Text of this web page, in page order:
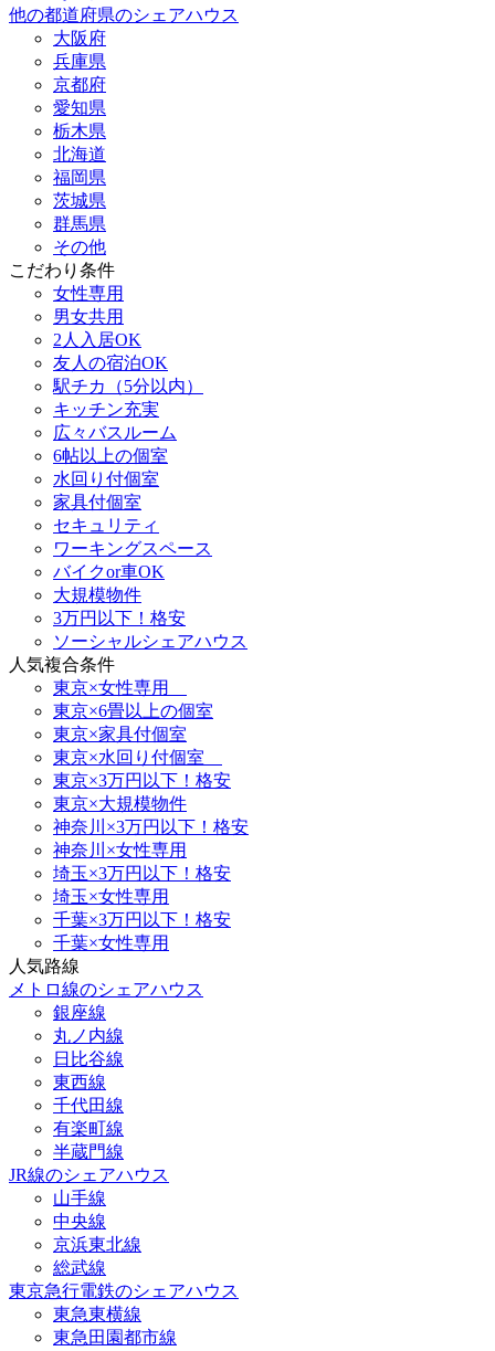
他の都道府県のシェアハウス
大阪府
兵庫県
京都府
愛知県
栃木県
北海道
福岡県
茨城県
群馬県
その他
こだわり条件
女性専用
男女共用
2人入居OK
友人の宿泊OK
駅チカ（5分以内）
キッチン充実
広々バスルーム
6帖以上の個室
水回り付個室
家具付個室
セキュリティ
ワーキングスペース
バイクor車OK
大規模物件
3万円以下！格安
ソーシャルシェアハウス
人気複合条件
東京×女性専用
東京×6畳以上の個室
東京×家具付個室
東京×水回り付個室
東京×3万円以下！格安
東京×大規模物件
神奈川×3万円以下！格安
神奈川×女性専用
埼玉×3万円以下！格安
埼玉×女性専用
千葉×3万円以下！格安
千葉×女性専用
人気路線
メトロ線のシェアハウス
銀座線
丸ノ内線
日比谷線
東西線
千代田線
有楽町線
半蔵門線
JR線のシェアハウス
山手線
中央線
京浜東北線
総武線
東京急行電鉄のシェアハウス
東急東横線
東急田園都市線